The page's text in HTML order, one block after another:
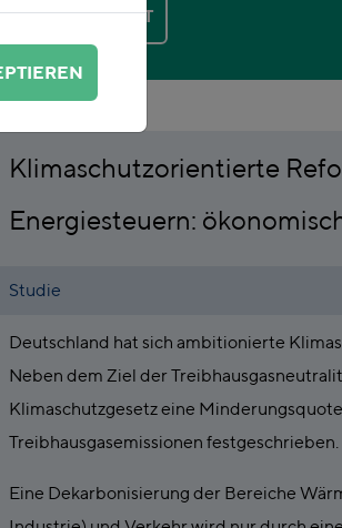
KONTAKT
Klimaschutzorientierte
Energiesteuern:
Studie
Deutschland hat sich ambitionierte
Neben dem Ziel der
Klimaschutzgesetz eine
Treibhausgasemissionen festgeschrieben.
Eine Dekarbonisierung der Bereiche